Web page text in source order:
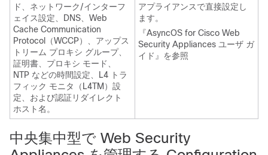
ド、ネットワーク/インターフ
ェイス設定、DNS、Web
Cache Communication
Protocol（WCCP）、アップス
トリーム プロキシ グループ、
証明書、プロキシ モード、
NTP などの時間設定、L4 トラ
フィック モニタ（L4TM）設
定、および認証リダイレクト
ホスト名。
アプライアンスで直接設定し
ます。
『AsyncOS for Cisco Web
Security Appliances ユーザ ガ
イド』を参照
中央集中型で Web Security